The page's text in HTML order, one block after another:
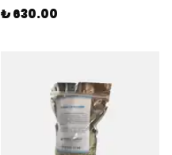
₺ 630.00